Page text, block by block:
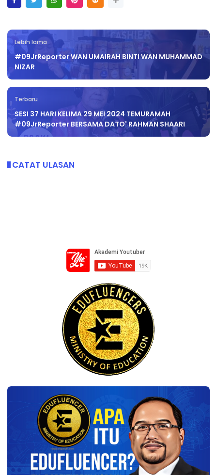
Lebih lama
#09JrReporter WAN UMAIRAH BINTI WAN MUHAMMAD
NIZAR
Terbaru
SESI 37 HARI KELIMA 29 MEI 2024 TEMURAMAH
#09JrReporter BERSAMA DATO' RAHMAN SHAARI
CATAT ULASAN